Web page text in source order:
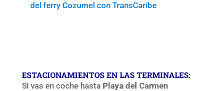
del ferry Cozumel con TransCaribe
ESTACIONAMIENTOS EN LAS TERMINALES:
Si vas en coche hasta Playa del Carmen